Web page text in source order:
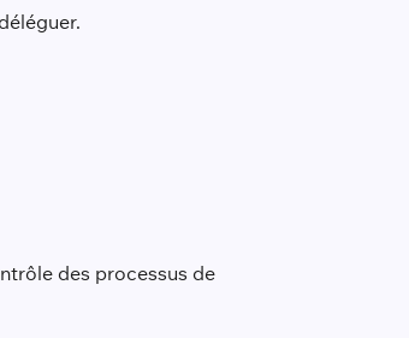
des processus de